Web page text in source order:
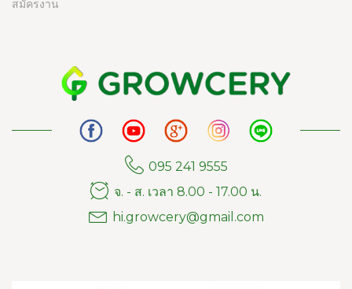
สมัครงาน
095 241 9555
จ. - ส. เวลา 8.00 - 17.00 น.
hi.growcery@gmail.com